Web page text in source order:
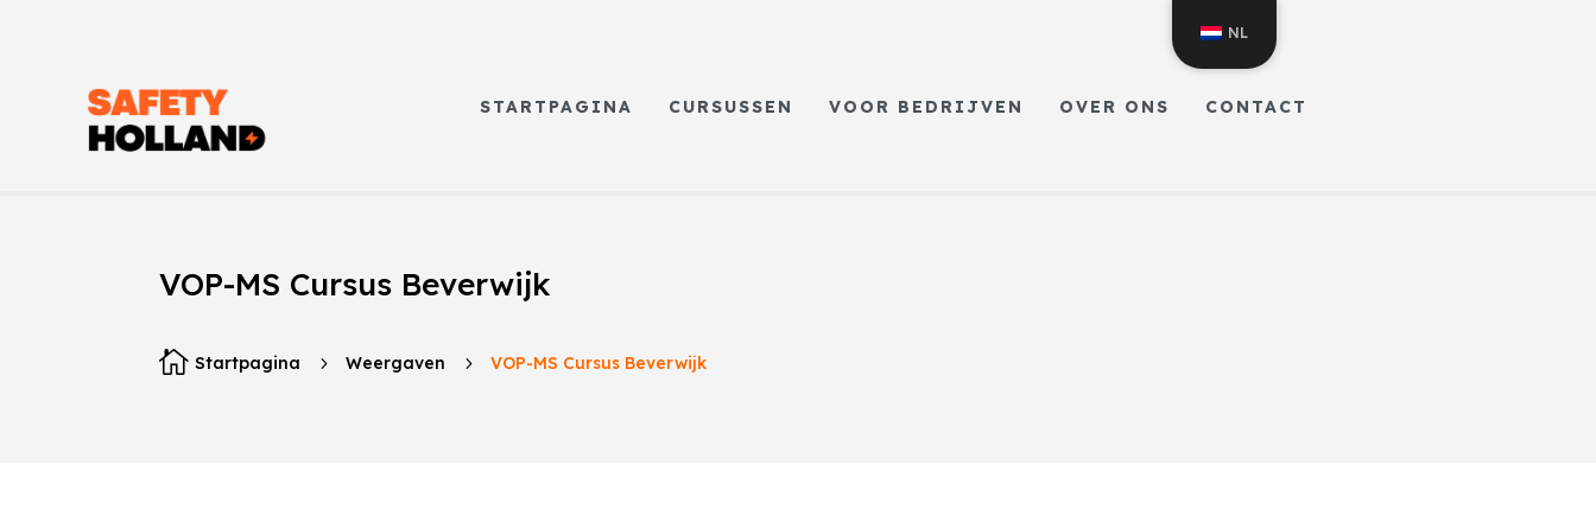
STARTPAGINA CURSUSSEN VOOR BEDRIJVEN OVER ONS CONTACT
VOP-MS Cursus Beverwijk
 Startpagina 5 Weergaven 5 VOP-MS Cursus Beverwijk
NL